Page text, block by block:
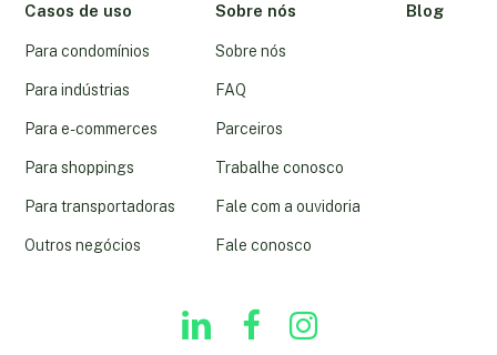
Casos de uso
Para condomínios
Para indústrias
Para e-commerces
Para shoppings
Para transportadoras
Outros negócios
Sobre nós
Sobre nós
FAQ
Parceiros
Trabalhe conosco
Fale com a ouvidoria
Fale conosco
Blog
linkedin youtubeinstagram